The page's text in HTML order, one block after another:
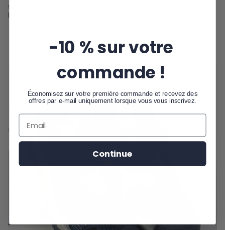
scratch pour un ajustement facile et rapide. Idéales pour les
longues marches sous le soleil.
-10 % sur votre
commande !
Économisez sur votre première commande et recevez des
offres par e-mail uniquement lorsque vous vous inscrivez.
Continue